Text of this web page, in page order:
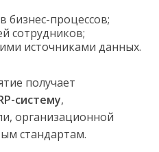
бизнес-процессов;
сотрудников;
источниками данных.
получает
систему,
организационной
стандартам.